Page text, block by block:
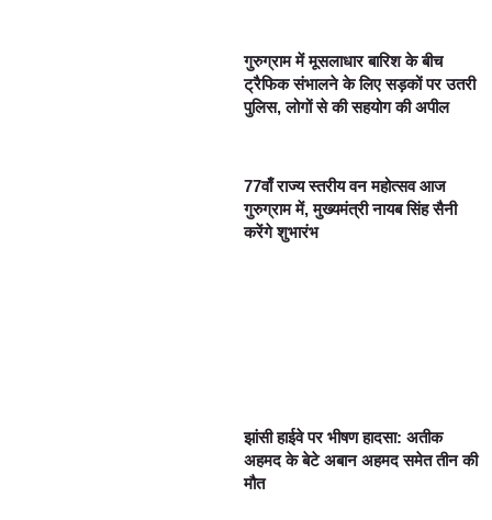
गुरुग्राम में मूसलाधार बारिश के बीच
ट्रैफिक संभालने के लिए सड़कों पर उतरी
पुलिस, लोगों से की सहयोग की अपील
77वाँ राज्य स्तरीय वन महोत्सव आज
गुरुग्राम में, मुख्यमंत्री नायब सिंह सैनी
करेंगे शुभारंभ
झांसी हाईवे पर भीषण हादसा: अतीक
अहमद के बेटे अबान अहमद समेत तीन की
मौत